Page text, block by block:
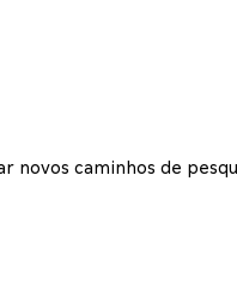
caminhos de